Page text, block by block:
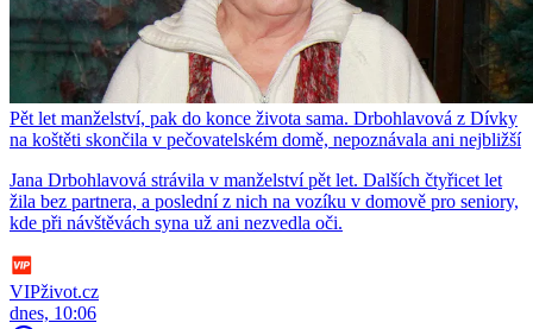
Pět let manželství, pak do konce života sama. Drbohlavová z Dívky
na koštěti skončila v pečovatelském domě, nepoznávala ani nejbližší
Jana Drbohlavová strávila v manželství pět let. Dalších čtyřicet let
žila bez partnera, a poslední z nich na vozíku v domově pro seniory,
kde při návštěvách syna už ani nezvedla oči.
VIPživot.cz
dnes, 10:06